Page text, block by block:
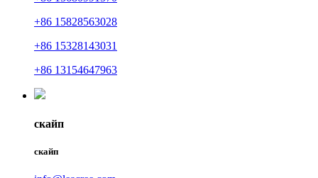
+86 15828563028
+86 15328143031
+86 13154647963
скайп
скайп